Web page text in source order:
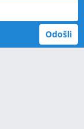
Odošli